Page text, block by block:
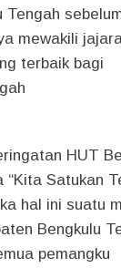
Tengah
mewakili
terbaik bagi
HUT
Satukan
hal ini suatu
Bengkulu
pemangku